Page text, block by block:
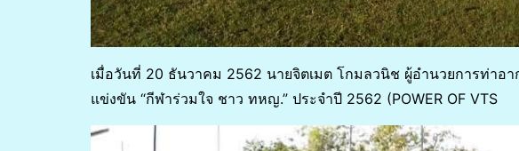
เมื่อวันที่ 20 ธันวาคม 2562 นายจิตเมต โกมลวนิช ผู้อำนวยการท่าอ
แข่งขัน “กีฬาร่วมใจ ชาว ทหญ.” ประจำปี 2562 (POWER OF VTS